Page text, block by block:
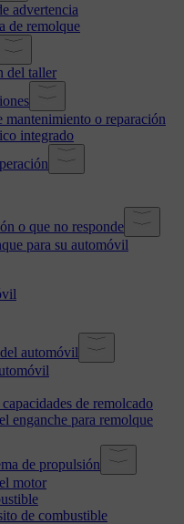
advertencia
de remolque
del taller
mantenimiento o reparación
integrado
o que no responde
para su automóvil
automóvil
de remolcado
enganche para remolque
de propulsión
motor
de combustible